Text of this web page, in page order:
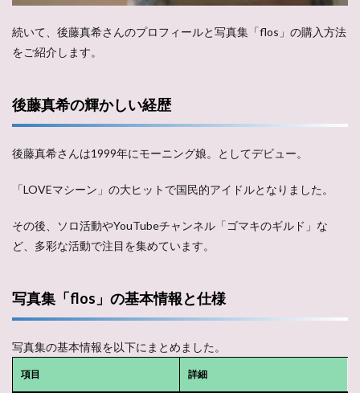
続いて、後藤真希さんのプロフィールと写真集「flos」の購入方法
をご紹介します。
後藤真希の輝かしい経歴
後藤真希さんは1999年にモーニング娘。としてデビュー。
「LOVEマシーン」の大ヒットで国民的アイドルとなりました。
その後、ソロ活動やYouTubeチャンネル「ゴマキのギルド」な
ど、多彩な活動で注目を集めています。
写真集「flos」の基本情報と仕様
写真集の基本情報を以下にまとめました。
項目 詳細